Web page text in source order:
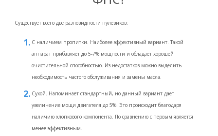
Существует всего две разновидности нулевиков:
С наличием пропитки. Наиболее эффективный вариант. Такой
аппарат прибавляет до 5-7% мощности и обладает хорошей
очистительной способностью. Из недостатков можно выделить
необходимость частого обслуживания и замены масла.
Сухой. Напоминает стандартный, но данный вариант дает
увеличение мощи двигателя до 5%. Это происходит благодаря
наличию хлопкового компонента. По сравнению с первым является
менее эффективным.